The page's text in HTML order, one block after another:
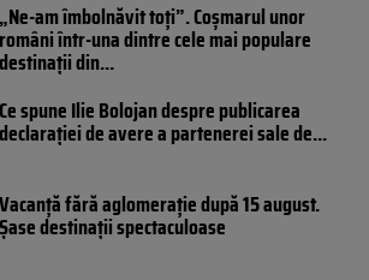
„Ne-am îmbolnăvit toți”. Coșmarul unor
români într-una dintre cele mai populare
destinații din...
Ce spune Ilie Bolojan despre publicarea
declarației de avere a partenerei sale de...
Vacanță fără aglomerație după 15 august.
Șase destinații spectaculoase